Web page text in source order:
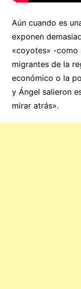
Aún cuando es
exponen
«coyotes» -como
migrantes de la
económico o la
y Ángel salieron
mirar atrás».